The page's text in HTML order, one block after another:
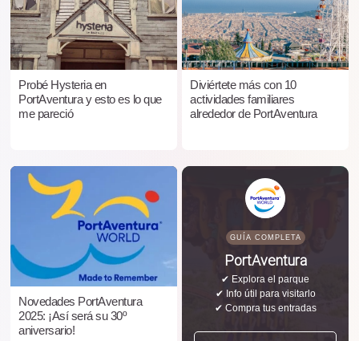
Probé Hysteria en
PortAventura y esto es lo que
me pareció
Diviértete más con 10
actividades familiares
alrededor de PortAventura
Novedades PortAventura
2025: ¡Así será su 30º
aniversario!
GUÍA COMPLETA
PortAventura
✔ Explora el parque
✔ Info útil para visitarlo
✔ Compra tus entradas